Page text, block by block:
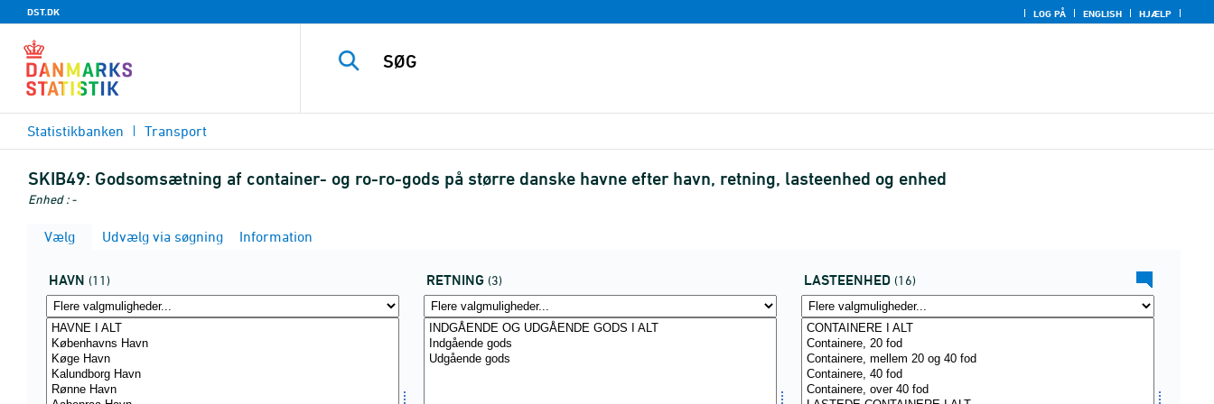
DST.DK LOG PÅ ENGLISH HJÆLP
Statistikbanken Transport
SKIB49: Godsomsætning af container- og ro-ro-gods på større danske havne efter havn, retning, lasteenhed og enhed
Enhed : -
Vælg Udvælg via søgning Information
HAVN (11) RETNING (3) LASTEENHED (16)